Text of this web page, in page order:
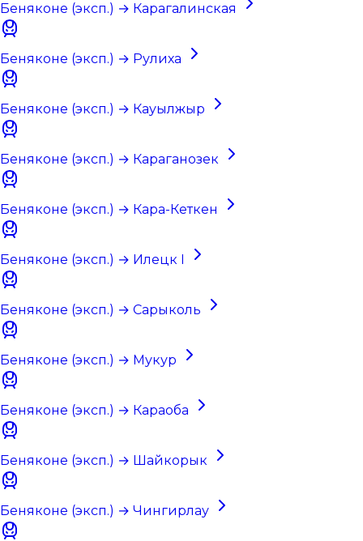
Беняконе (эксп.) → Карагалинская
Беняконе (эксп.) → Рулиха
Беняконе (эксп.) → Кауылжыр
Беняконе (эксп.) → Караганозек
Беняконе (эксп.) → Кара-Кеткен
Беняконе (эксп.) → Илецк I
Беняконе (эксп.) → Сарыколь
Беняконе (эксп.) → Мукур
Беняконе (эксп.) → Караоба
Беняконе (эксп.) → Шайкорык
Беняконе (эксп.) → Чингирлау